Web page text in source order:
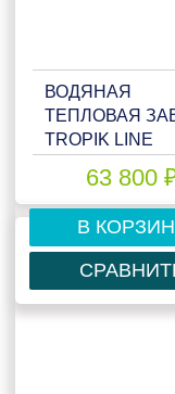
ВОДЯНАЯ
ТЕПЛОВАЯ
TROPIK LINE
63 800
В